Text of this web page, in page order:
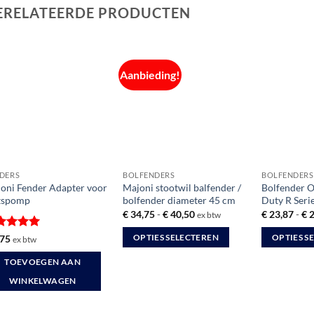
PRODUCTEN
Fender Adapter voor
ex btw
TOEVOEGEN AAN
WINKELWAGEN
Aanbieding!
BOLFENDERS
Majoni stootwil balfender /
bolfender diameter 45 cm
€34,75-€40,50Prijsklasse:
tot
€ 40,50
ex btw
OPTIES SELECTEREN
BOLFENDERS
Bolfender
Duty R
€ 23,87-€
OPTIES